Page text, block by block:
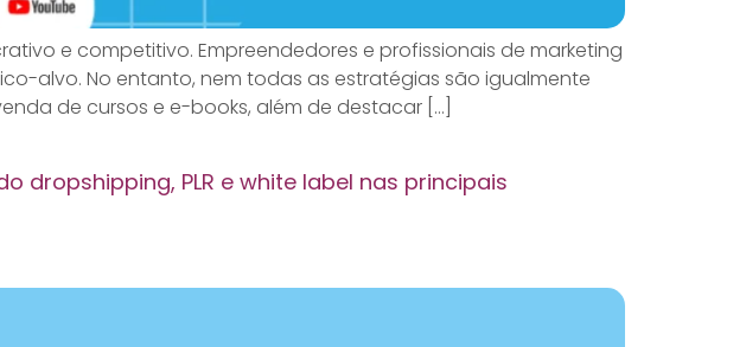
e competitivo. Empreendedores e profissionais de marketing
alvo. No entanto, nem todas as estratégias são igualmente
de cursos e e-books, além de destacar […]
dropshipping, PLR e white label nas principais